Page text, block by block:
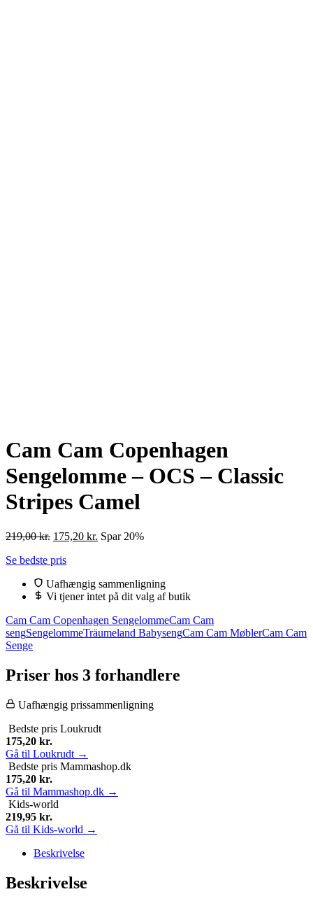
Cam Cam Copenhagen
Sengelomme – OCS – Classic
Stripes Camel
219,00kr. Den
pris
219,00 kr..
175,20 kr. Den
175,20 kr..
Spar 20%
Se bedste pris
Uafhængig sammenligning
Vi tjener intet på dit valg af butik
Cam Cam Copenhagen SengelommeCam Cam
sengSengelommeTräumeland BabysengCam Cam MøblerCam Cam
Senge
Priser hos 3 forhandlere
Uafhængig prissammenligning
Bedste pris Loukrudt
175,20 kr.
Gå til Loukrudt →
Bedste pris Mammashop.dk
175,20 kr.
Gå til Mammashop.dk →
Kids-world
219,95 kr.
Gå til Kids-world →
Beskrivelse
Beskrivelse